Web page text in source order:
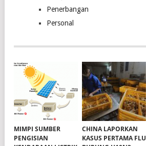
Penerbangan
Personal
MIMPI SUMBER
PENGISIAN
CHINA LAPORKAN
KASUS PERTAMA FLU